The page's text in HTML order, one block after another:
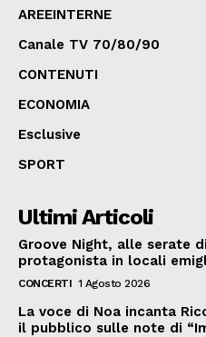
AREEINTERNE
Canale TV 70/80/90
CONTENUTI
ECONOMIA
Esclusive
SPORT
Ultimi Articoli
Groove Night, alle serate
protagonista in locali
CONCERTI 1 Agosto 2026
La voce di Noa incanta
il pubblico sulle note di